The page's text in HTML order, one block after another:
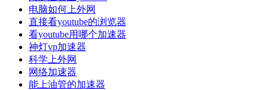
电脑如何上外网
直接看youtube的浏览器
看youtube用哪个加速器
神灯vp加速器
科学上外网
网络加速器
能上油管的加速器